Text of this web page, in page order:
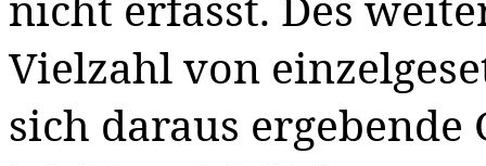
Vielzahl von
sich daraus